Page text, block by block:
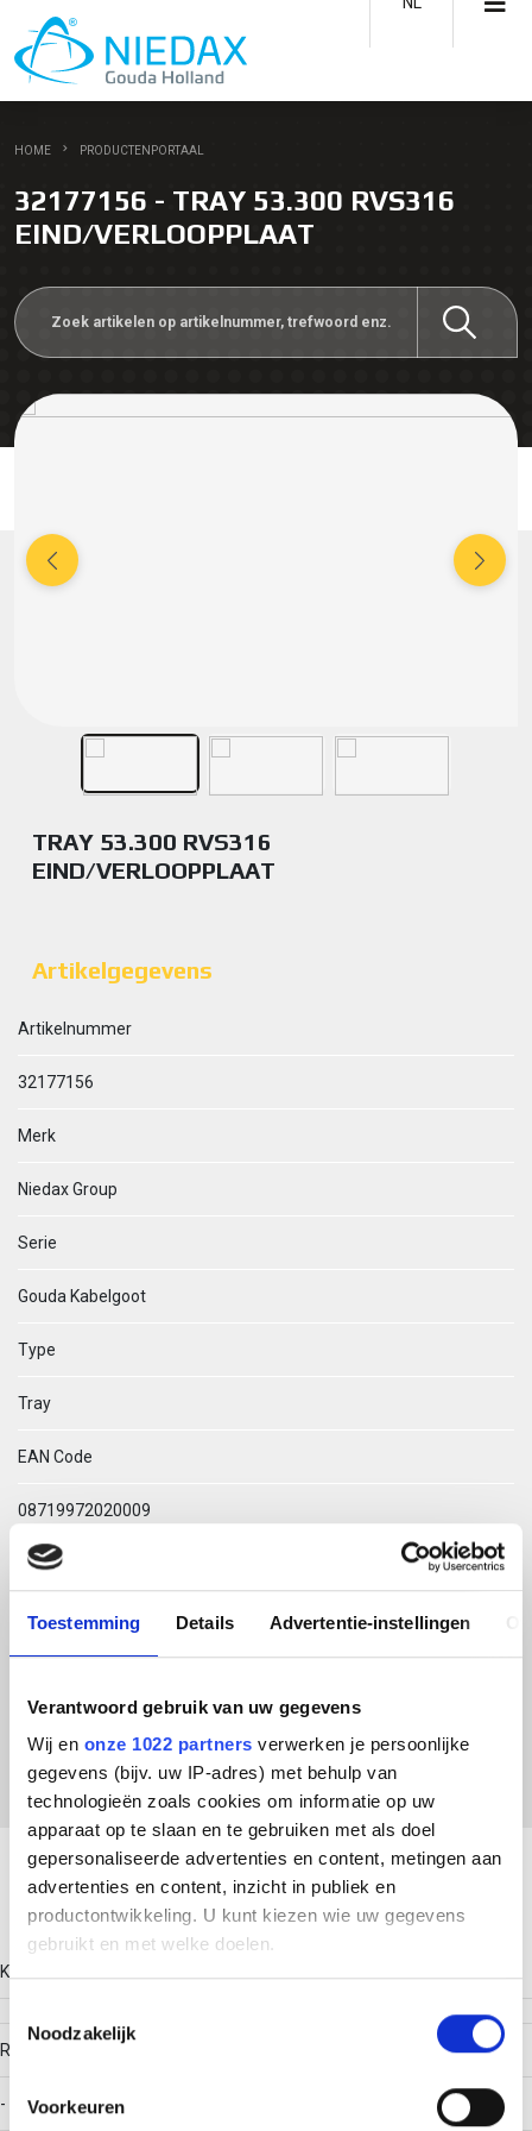
Toestemming Details Advertentie-instellingen
Verantwoord gebruik van uw gegevens
Wij en onze 1022 partners verwerken je persoonlijke
gegevens (bijv. uw IP-adres) met behulp van
technologieën zoals cookies om informatie op uw
apparaat op te slaan en te gebruiken met als doel
gepersonaliseerde advertenties en content, metingen aan
advertenties en content, inzicht in publiek en
productontwikkeling. U kunt kiezen wie uw gegevens
gebruikt en met welke doelen.
Informatie verzamelen over uw geografische locatie,
Uw apparaat identificeren door het actief te scannen
op specifieke eigenschappen (fingerprinting)
Noodzakelijk
Voorkeuren
HOME PRODUCTENPORTAAL
32177156 - TRAY 53.300 RVS316
EIND/VERLOOPPLAAT
TRAY 53.300 RVS316
EIND/VERLOOPPLAAT
Artikelgegevens
Artikelnummer
32177156
Merk
Niedax Group
Serie
Gouda Kabelgoot
Type
Tray
EAN Code
08719972020009
Technische omschrijving
Tray 53.300 RVS316 Eind/Verloopplaat
Download productsheet
Technische gegevens
Kleur
RAL-nummer
-